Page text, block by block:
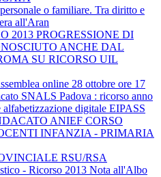
o familiare. Tra diritto e
all'Aran
2013 PROGRESSIONE DI
ANCHE DAL
SU RICORSO UIL
online 28 ottobre ore 17
SNALS Padova : ricorso anno
digitale EIPASS
ANIEF CORSO
INFANZIA - PRIMARIA
RSU/RSA
- Ricorso 2013 Nota all'Albo